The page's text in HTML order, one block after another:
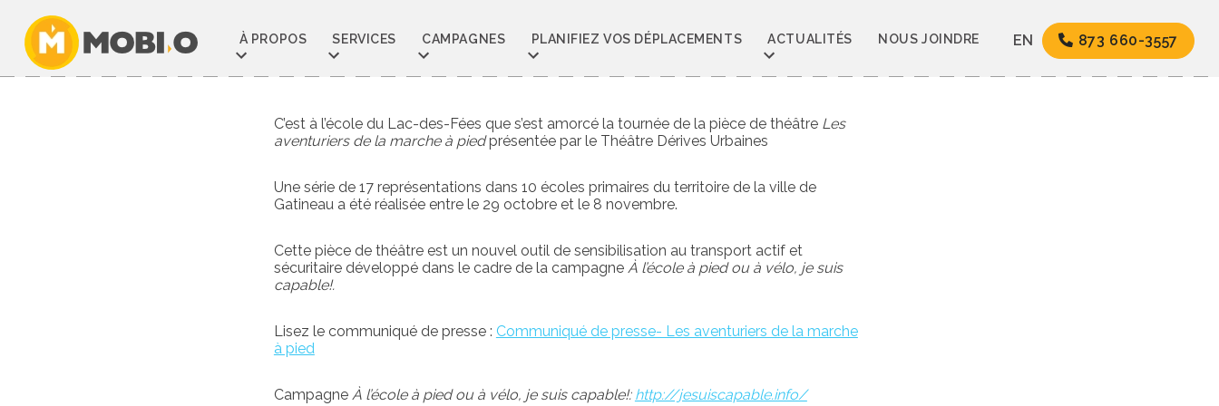
contenu
À PROPOS SERVICES CAMPAGNES PLANIFIEZ VOS DÉPLACEMENTS ACTUALITÉS NOUS JOINDRE EN 873 660-3557
C’est à l’école du Lac-des-Fées que s’est amorcé la tournée de la pièce de théâtre Les
aventuriers de la marche à piedprésentée par le Théâtre Dérives Urbaines
Une série de 17 représentations dans 10 écoles primaires du territoire de la ville de
Gatineau a été réalisée entre le 29 octobre et le 8 novembre.
Cette pièce de théâtre est un nouvel outil de sensibilisation au transport actif et
sécuritaire développé dans le cadre de la campagne À l’école à pied ou à vélo, je suis
capable!.
Lisez le communiqué de presse : Communiqué de presse- Les aventuriers de la marche
à pied
Campagne À l’école à pied ou à vélo, je suis capable!: http://jesuiscapable.info/